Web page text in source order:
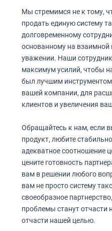
Мы стремимся не к тому,
продать единую систему
долговременному
основанному на
уважении. Наши
максимум усилий, чтобы
был лучшим инструментом
вашей компании, для
клиентов и увеличения
Обращайтесь к нам, если
продукт, любите
адекватное соотношение
цените готовность
вам в решении любого
вам не просто систему
своеобразное
проблемы станут отчасти
отчасти нашей целью.